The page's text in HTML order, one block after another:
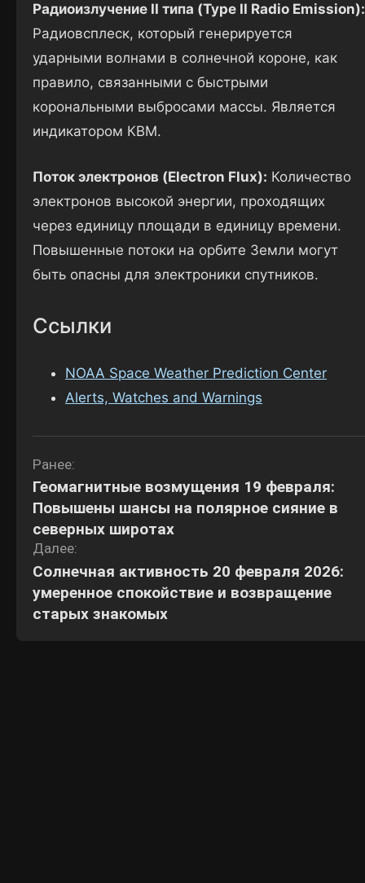
Радиоизлучение II типа (Type II Radio Emission):
Радиовсплеск, который генерируется
ударными волнами в солнечной короне, как
правило, связанными с быстрыми
корональными выбросами массы. Является
индикатором КВМ.
Поток электронов (Electron Flux): Количество
электронов высокой энергии, проходящих
через единицу площади в единицу времени.
Повышенные потоки на орбите Земли могут
быть опасны для электроники спутников.
Ссылки
NOAA Space Weather Prediction Center
Alerts, Watches and Warnings
Навигация
по
записям
Ранее:
Геомагнитные возмущения 19 февраля:
Повышены шансы на полярное сияние в
северных широтах
Далее:
Солнечная активность 20 февраля 2026:
умеренное спокойствие и возвращение
старых знакомых